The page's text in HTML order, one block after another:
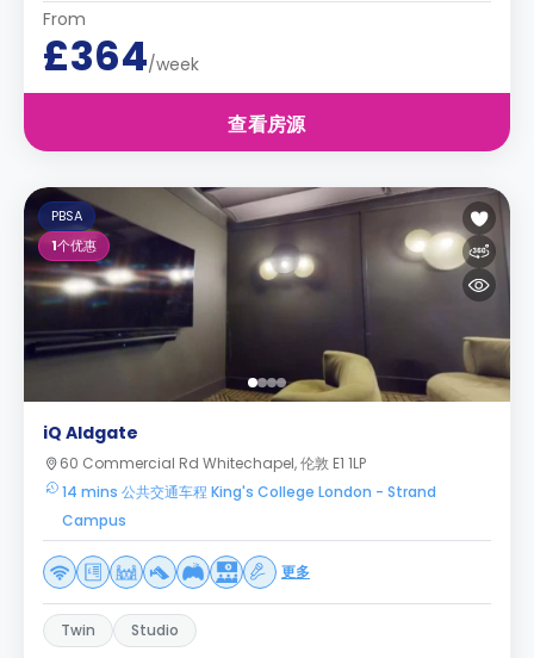
From
£364/week
查看房源
PBSA
1个优惠
iQ Aldgate
60 Commercial Rd Whitechapel, 伦敦 E1 1LP
14 mins 公共交通车程 King's College London - Strand
Campus
更多
Twin Studio